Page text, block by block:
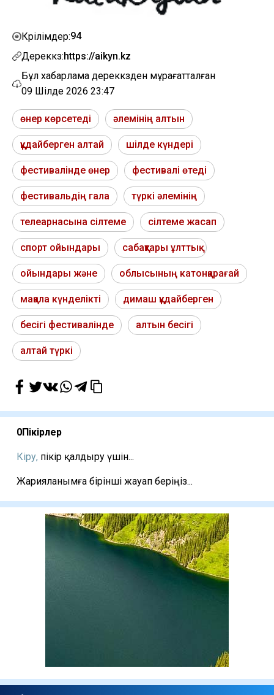
Көрілімдер:94
Дереккөз:https://aikyn.kz
Бұл хабарлама дереккөзден мұрағатталған
09 Шілде 2026 23:47
өнер көрсетеді әлемінің алтын
құдайберген алтай шілде күндері
фестивалінде өнер фестивалі өтеді
фестивальдің гала түркі әлемінің
телеарнасына сілтеме сілтеме жасап
спорт ойындары сабақтары ұлттық
ойындары және облысының катонқарағай
мақала күнделікті димаш құдайберген
бесігі фестивалінде алтын бесігі
алтай түркі
0Пікірлер
Кіру, пікір қалдыру үшін...
Жарияланымға бірінші жауап беріңіз...